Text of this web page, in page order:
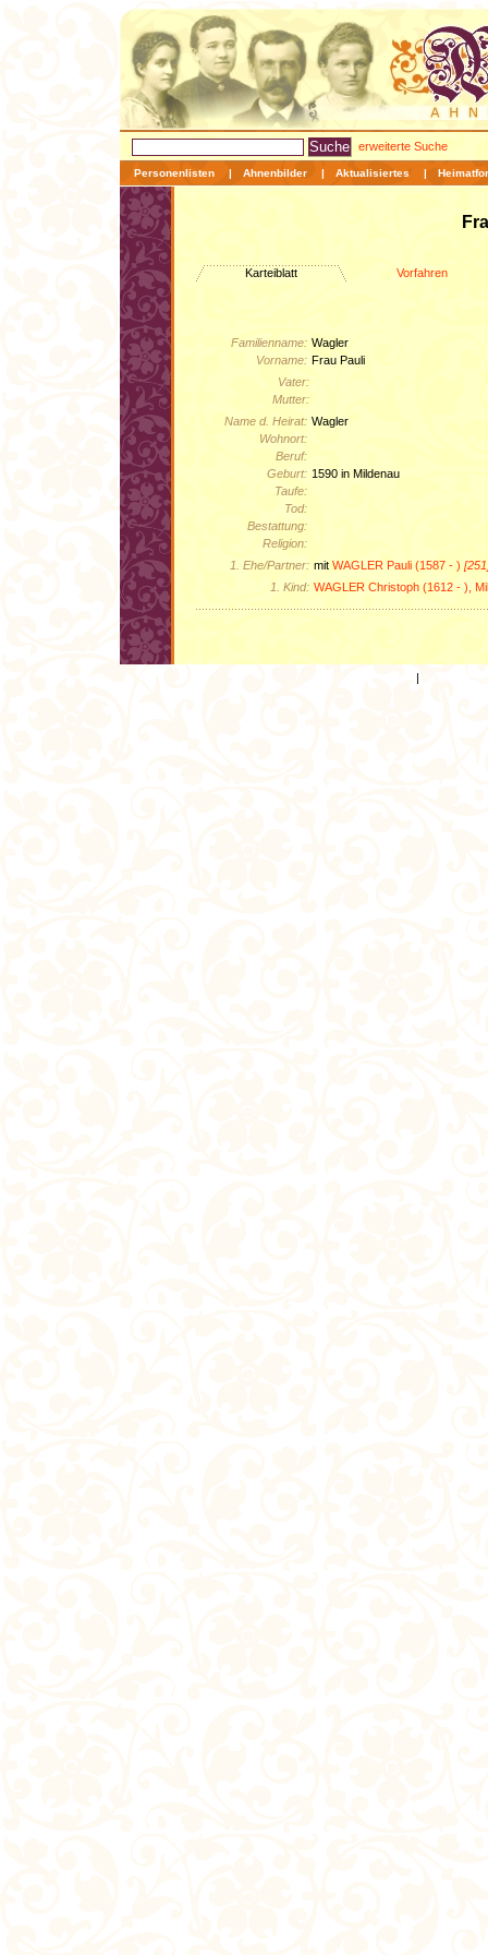
erweiterte Suche
Personenlisten | Ahnenbilder | Aktualisiertes |
Karteiblatt Vorfahren
Familienname: Wagler
Vorname: Frau Pauli
Vater:
Mutter:
Name d. Heirat: Wagler
Wohnort:
Beruf:
Geburt: 1590 in Mildenau
Taufe:
Tod:
Bestattung:
Religion:
1. Ehe/Partner: mit WAGLER Pauli (1587 - )
1. Kind: WAGLER Christoph (1612 - ),
|